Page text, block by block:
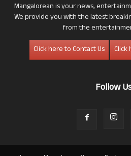
Mangalorean is your news,
We provide you with the latest
from the
Click here to Contact Us
Click
Follow